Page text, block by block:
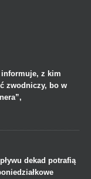
informuje, z kim
zwodniczy, bo w
dekad potrafią